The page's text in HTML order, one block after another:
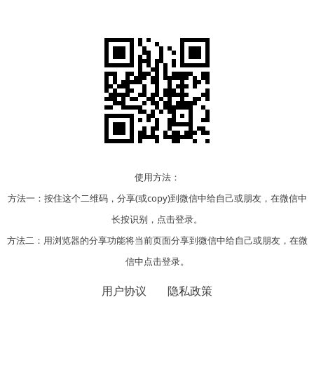
使用方法：
方法一：按住这个二维码，分享(或copy)到微信中给自己或朋友，在微信中
长按识别，点击登录。
方法二：用浏览器的分享功能将当前页面分享到微信中给自己或朋友，在微
信中点击登录。
用户协议 隐私政策